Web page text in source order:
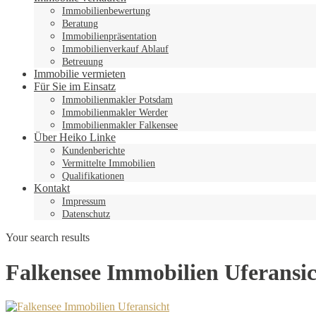
Immobilienbewertung
Beratung
Immobilienpräsentation
Immobilienverkauf Ablauf
Betreuung
Immobilie vermieten
Für Sie im Einsatz
Immobilienmakler Potsdam
Immobilienmakler Werder
Immobilienmakler Falkensee
Über Heiko Linke
Kundenberichte
Vermittelte Immobilien
Qualifikationen
Kontakt
Impressum
Datenschutz
Your search results
Falkensee Immobilien